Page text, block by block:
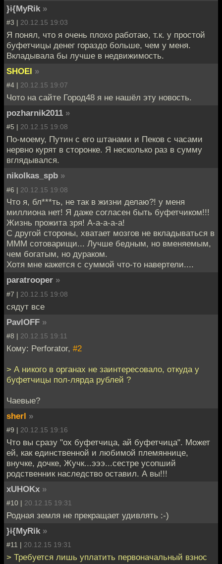
}i{MyRik »
#3 | 20.12.15 19:03
Я понял, что я очень плохо работаю, т.к. у простой
буфетчицы денег гораздо больше, чем у меня.
Вкладывала бы лучше в недвижимость.
SHOEI »
#4 | 20.12.15 19:07
Чото на сайте Город48 я не нашёл эту новость.
pozharnik2011 »
#5 | 20.12.15 19:08
По-моему, Путин с его штанами и Пеков с часами
нервно курят в сторонке. Я несколько раз в сумму
вглядывался.
nikolkas_spb »
#6 | 20.12.15 19:08
Что я, бл***ть, не так в жизни делаю?! у меня
миллиона нет! Я даже согласен быть буфетчиком!!!
Жизнь прожита зря! А-а-а-а-а!
С другой стороны, хватает мозгов не вкладываться в
МММ сотоварищи... Лучше бедным, но вменяемым,
чем богатым, но дураком.
Хотя мне кажется с суммой что-то навертели....
paratrooper »
#7 | 20.12.15 19:08
сядут все
PavlOFF »
#8 | 20.12.15 19:11
Кому: Perforator, #2
> А никого в органах не заинтересовало, откуда у
буфетчицы пол-лярда рублей ?
Чаевые?
sherl »
#9 | 20.12.15 19:16
Что вы сразу "ох буфетчица, ай буфетчица". Может
ей, как единственной и любимой племяннице,
внучке, дочке, Жучк...эээ...сестре усопший
родственник наследство оставил. А вы!!!
xUHOKx »
#10 | 20.12.15 19:31
Родная земля не прекращает удивлять :-)
}i{MyRik »
#11 | 20.12.15 19:31
> Требуется лишь уплатить первоначальный взнос